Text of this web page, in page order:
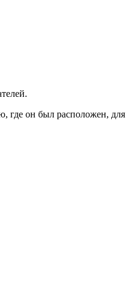
где он был расположен, для